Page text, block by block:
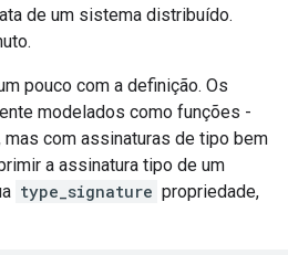
de um sistema distribuído.
pouco com a definição. Os
modelados como funções -
com assinaturas de tipo bem
a assinatura tipo de um
type_signature propriedade,